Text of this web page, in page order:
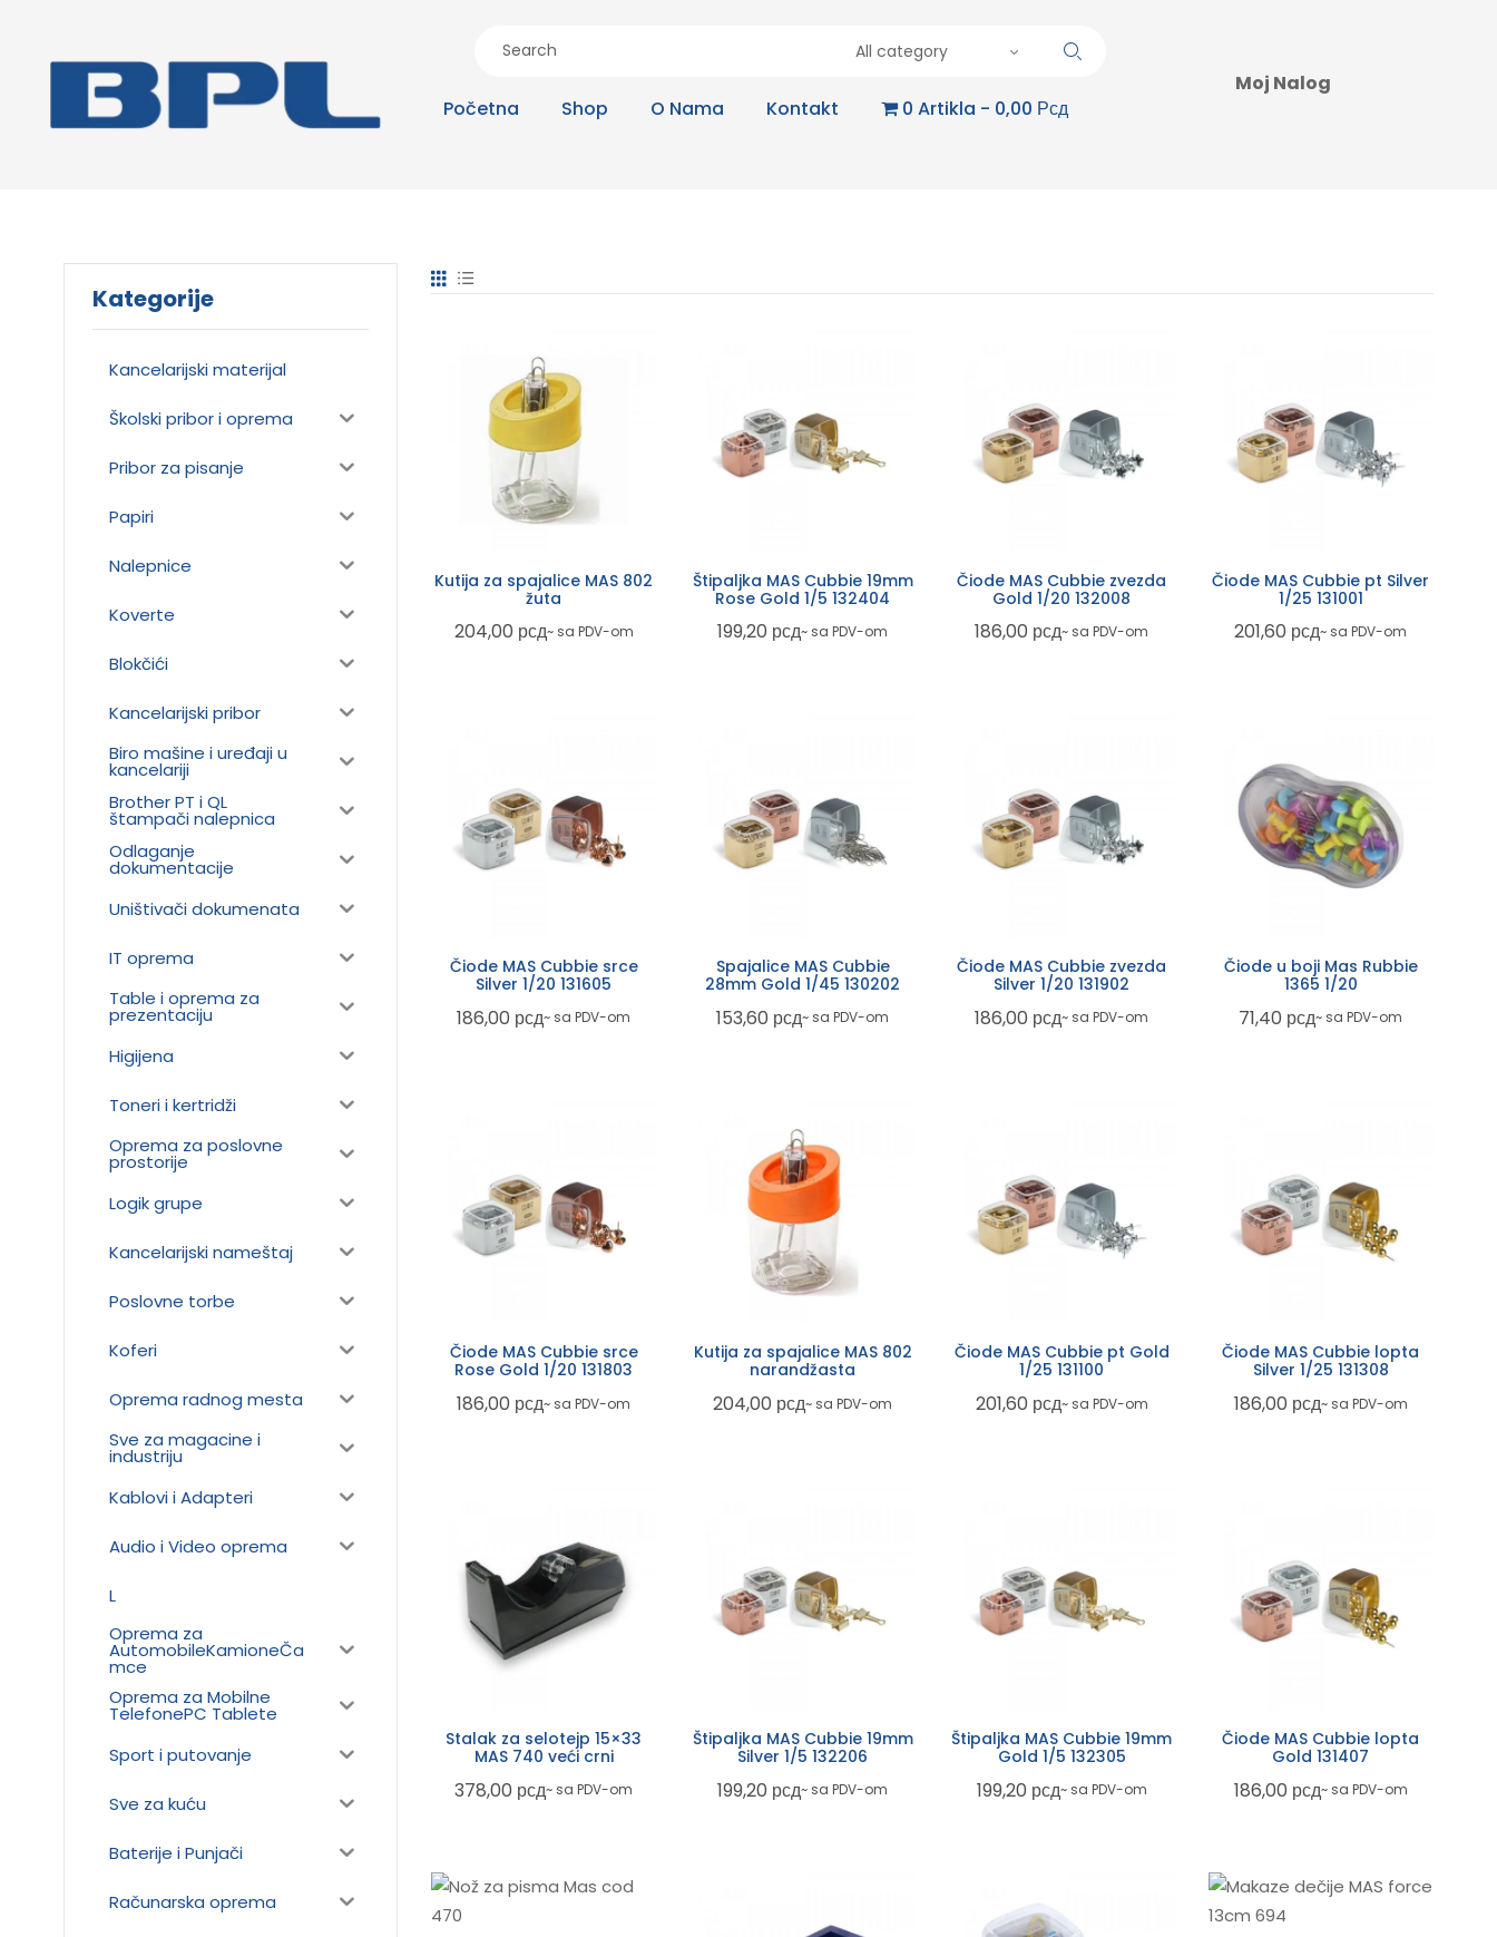
All category
Početna Shop O Nama Kontakt 0 Artikla 0,00 Рсд
Moj Nalog
Kutija za spajalice MAS 802
žuta
204,00 рсд~ sa PDV-om
Štipaljka MAS Cubbie 19mm
Rose Gold 1/5 132404
199,20 рсд~ sa PDV-om
Čiode MAS Cubbie zvezda
Gold 1/20 132008
186,00 рсд~ sa PDV-om
Čiode MAS Cubbie pt Silver
1/25 131001
201,60 рсд~ sa PDV-om
Čiode MAS Cubbie srce
Silver 1/20 131605
186,00 рсд~ sa PDV-om
Spajalice MAS Cubbie
28mm Gold 1/45 130202
153,60 рсд~ sa PDV-om
Čiode MAS Cubbie zvezda
Silver 1/20 131902
186,00 рсд~ sa PDV-om
Čiode u boji Mas Rubbie
1365 1/20
71,40 рсд~ sa PDV-om
Čiode MAS Cubbie srce
Rose Gold 1/20 131803
186,00 рсд~ sa PDV-om
Kutija za spajalice MAS 802
narandžasta
204,00 рсд~ sa PDV-om
Čiode MAS Cubbie pt Gold
1/25 131100
201,60 рсд~ sa PDV-om
Čiode MAS Cubbie lopta
Silver 1/25 131308
186,00 рсд~ sa PDV-om
Stalak za selotejp 15×33
MAS 740 veći crni
378,00 рсд~ sa PDV-om
Štipaljka MAS Cubbie 19mm
Silver 1/5 132206
199,20 рсд~ sa PDV-om
Štipaljka MAS Cubbie 19mm
Gold 1/5 132305
199,20 рсд~ sa PDV-om
Čiode MAS Cubbie lopta
Gold 131407
186,00 рсд~ sa PDV-om
Kategorije
Kancelarijski materijal
Školski pribor i oprema
Pribor za pisanje
Papiri
Nalepnice
Koverte
Blokčići
Kancelarijski pribor
Biro mašine i uređaji u
kancelariji
Brother PT i QL
štampači nalepnica
Odlaganje
dokumentacije
Uništivači dokumenata
IT oprema
Table i oprema za
prezentaciju
Higijena
Toneri i kertridži
Oprema za poslovne
prostorije
Logik grupe
Kancelarijski nameštaj
Poslovne torbe
Koferi
Oprema radnog mesta
Sve za magacine i
industriju
Kablovi i Adapteri
Audio i Video oprema
L
Oprema za
AutomobileKamioneČa
mce
Oprema za Mobilne
TelefonePC Tablete
Sport i putovanje
Sve za kuću
Baterije i Punjači
Računarska oprema